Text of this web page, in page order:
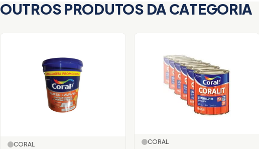
OUTROS PRODUTOS DA CATEGORIA
CORAL CORAL